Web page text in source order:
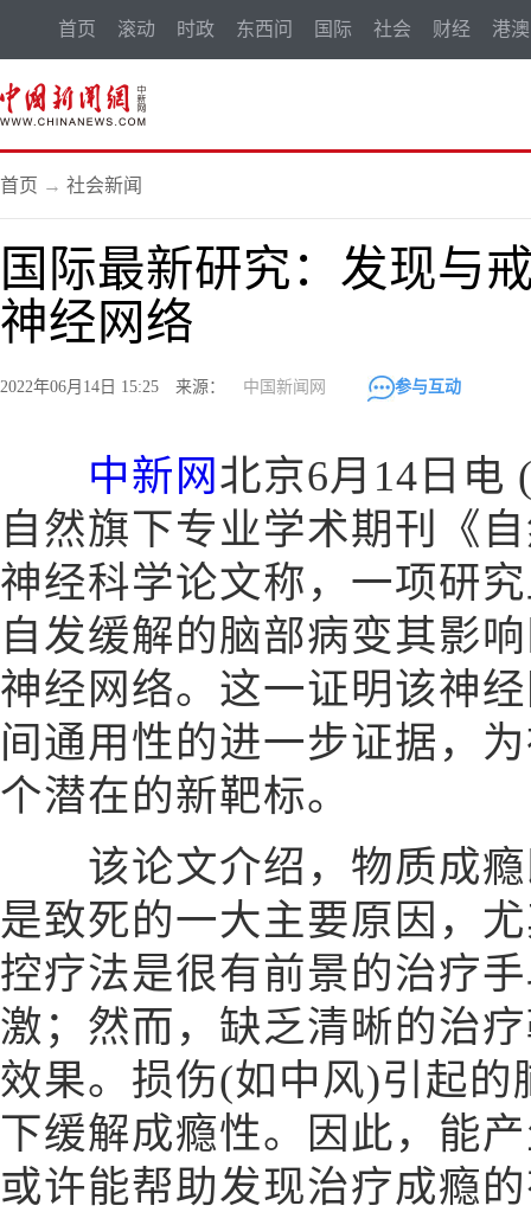
首页 滚动 时政 东西问 国际 社会 财经 港澳
首页 → 社会新闻
国际最新研究：发现与
神经网络
2022年06月14日 15:25 来源： 中国新闻网 参与互动
中新网 北京6月14日电
自然旗下专业学术期刊《
神经科学论文称，一项研
自发缓解的脑部病变其影
神经网络。这一证明该神
间通用性的进一步证据，
个潜在的新靶标。
该论文介绍，物质成瘾
是致死的一大主要原因，
控疗法是很有前景的治疗
激；然而，缺乏清晰的治
效果。损伤(如中风)引起
下缓解成瘾性。因此，能
或许能帮助发现治疗成瘾